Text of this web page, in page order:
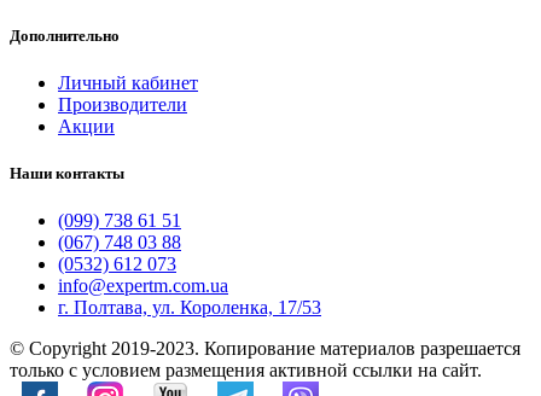
Дополнительно
Личный кабинет
Производители
Акции
Наши контакты
(099) 738 61 51
(067) 748 03 88
(0532) 612 073
info@expertm.com.ua
г. Полтава, ул. Короленка, 17/53
© Copyright 2019-2023. Копирование материалов разрешается
только с условием размещения активной ссылки на сайт.